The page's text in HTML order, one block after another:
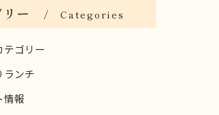
ー Categories
テゴリー
ランチ
情報